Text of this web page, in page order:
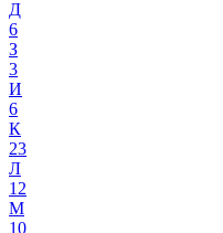
Д
6
З
3
И
6
К
23
Л
12
М
10